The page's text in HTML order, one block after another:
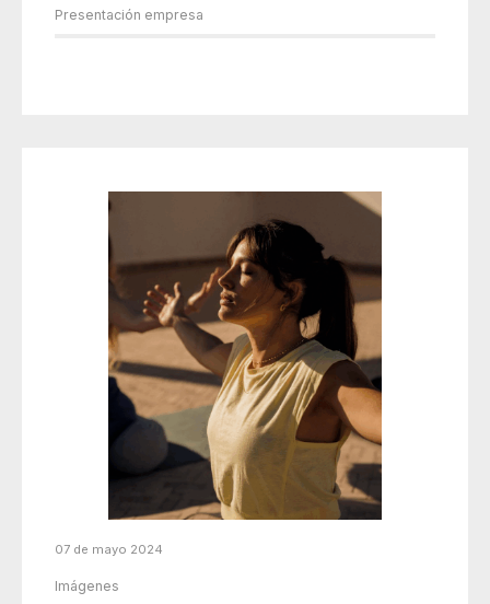
Presentación empresa
07 de mayo 2024
Imágenes